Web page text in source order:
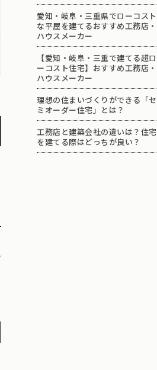
愛知・岐阜・三重県でローコスト
な平屋を建てるおすすめ工務店・
ハウスメーカー
【愛知・岐阜・三重で建てる超ロ
ーコスト住宅】おすすめ工務店・
ハウスメーカー
理想の住まいづくりができる「セ
ミオーダー住宅」とは？
工務店と建築会社の違いは？住宅
を建てる際はどっちが良い？